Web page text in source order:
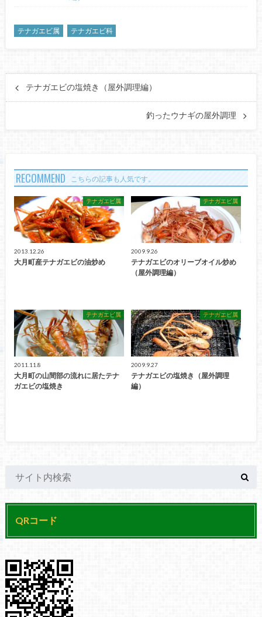
テナガエビ属 テナガエビ科
テナガエビの塩焼き（屋外調理編）
釣ったウナギの屋外調理
RECOMMEND こちらの記事も人気です。
テナガエビ属
2013.12.26
大月町産テナガエビの油炒め
テナガエビ属
2009.9.26
テナガエビのオリーブオイル炒め
（屋外調理編）
テナガエビ属
2011.11.8
大月町の山間部の流れに居たテナ
ガエビの塩焼き
テナガエビ属
2009.9.27
テナガエビの塩焼き（屋外調理
編）
QRコード